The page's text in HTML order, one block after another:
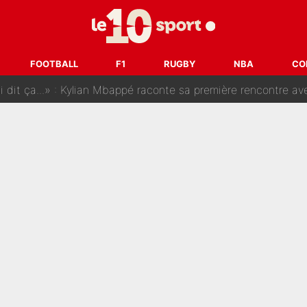
FOOTBALL F1 RUGBY NBA
les inséparables Kylian Mbappé et Achraf Hakimi
ses vacances, la star du XV de France a perdu sa
ça...» : Kylian Mbappé raconte sa première rencontre avec